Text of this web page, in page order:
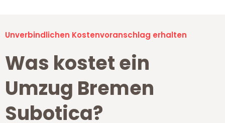
Unverbindlichen Kostenvoranschlag erhalten
Was kostet ein
Umzug Bremen
Subotica?